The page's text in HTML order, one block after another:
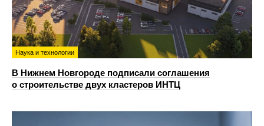
Наука и технологии
В Нижнем Новгороде подписали соглашения
о строительстве двух кластеров ИНТЦ